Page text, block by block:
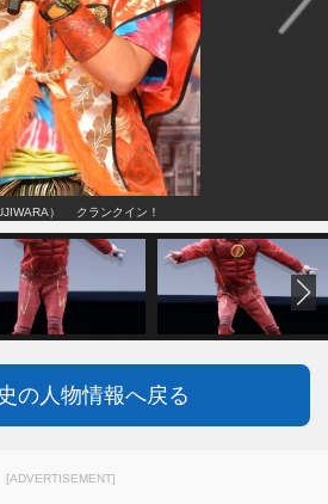
） クランクイン！
の人物情報へ戻る
[ADVERTISEMENT]